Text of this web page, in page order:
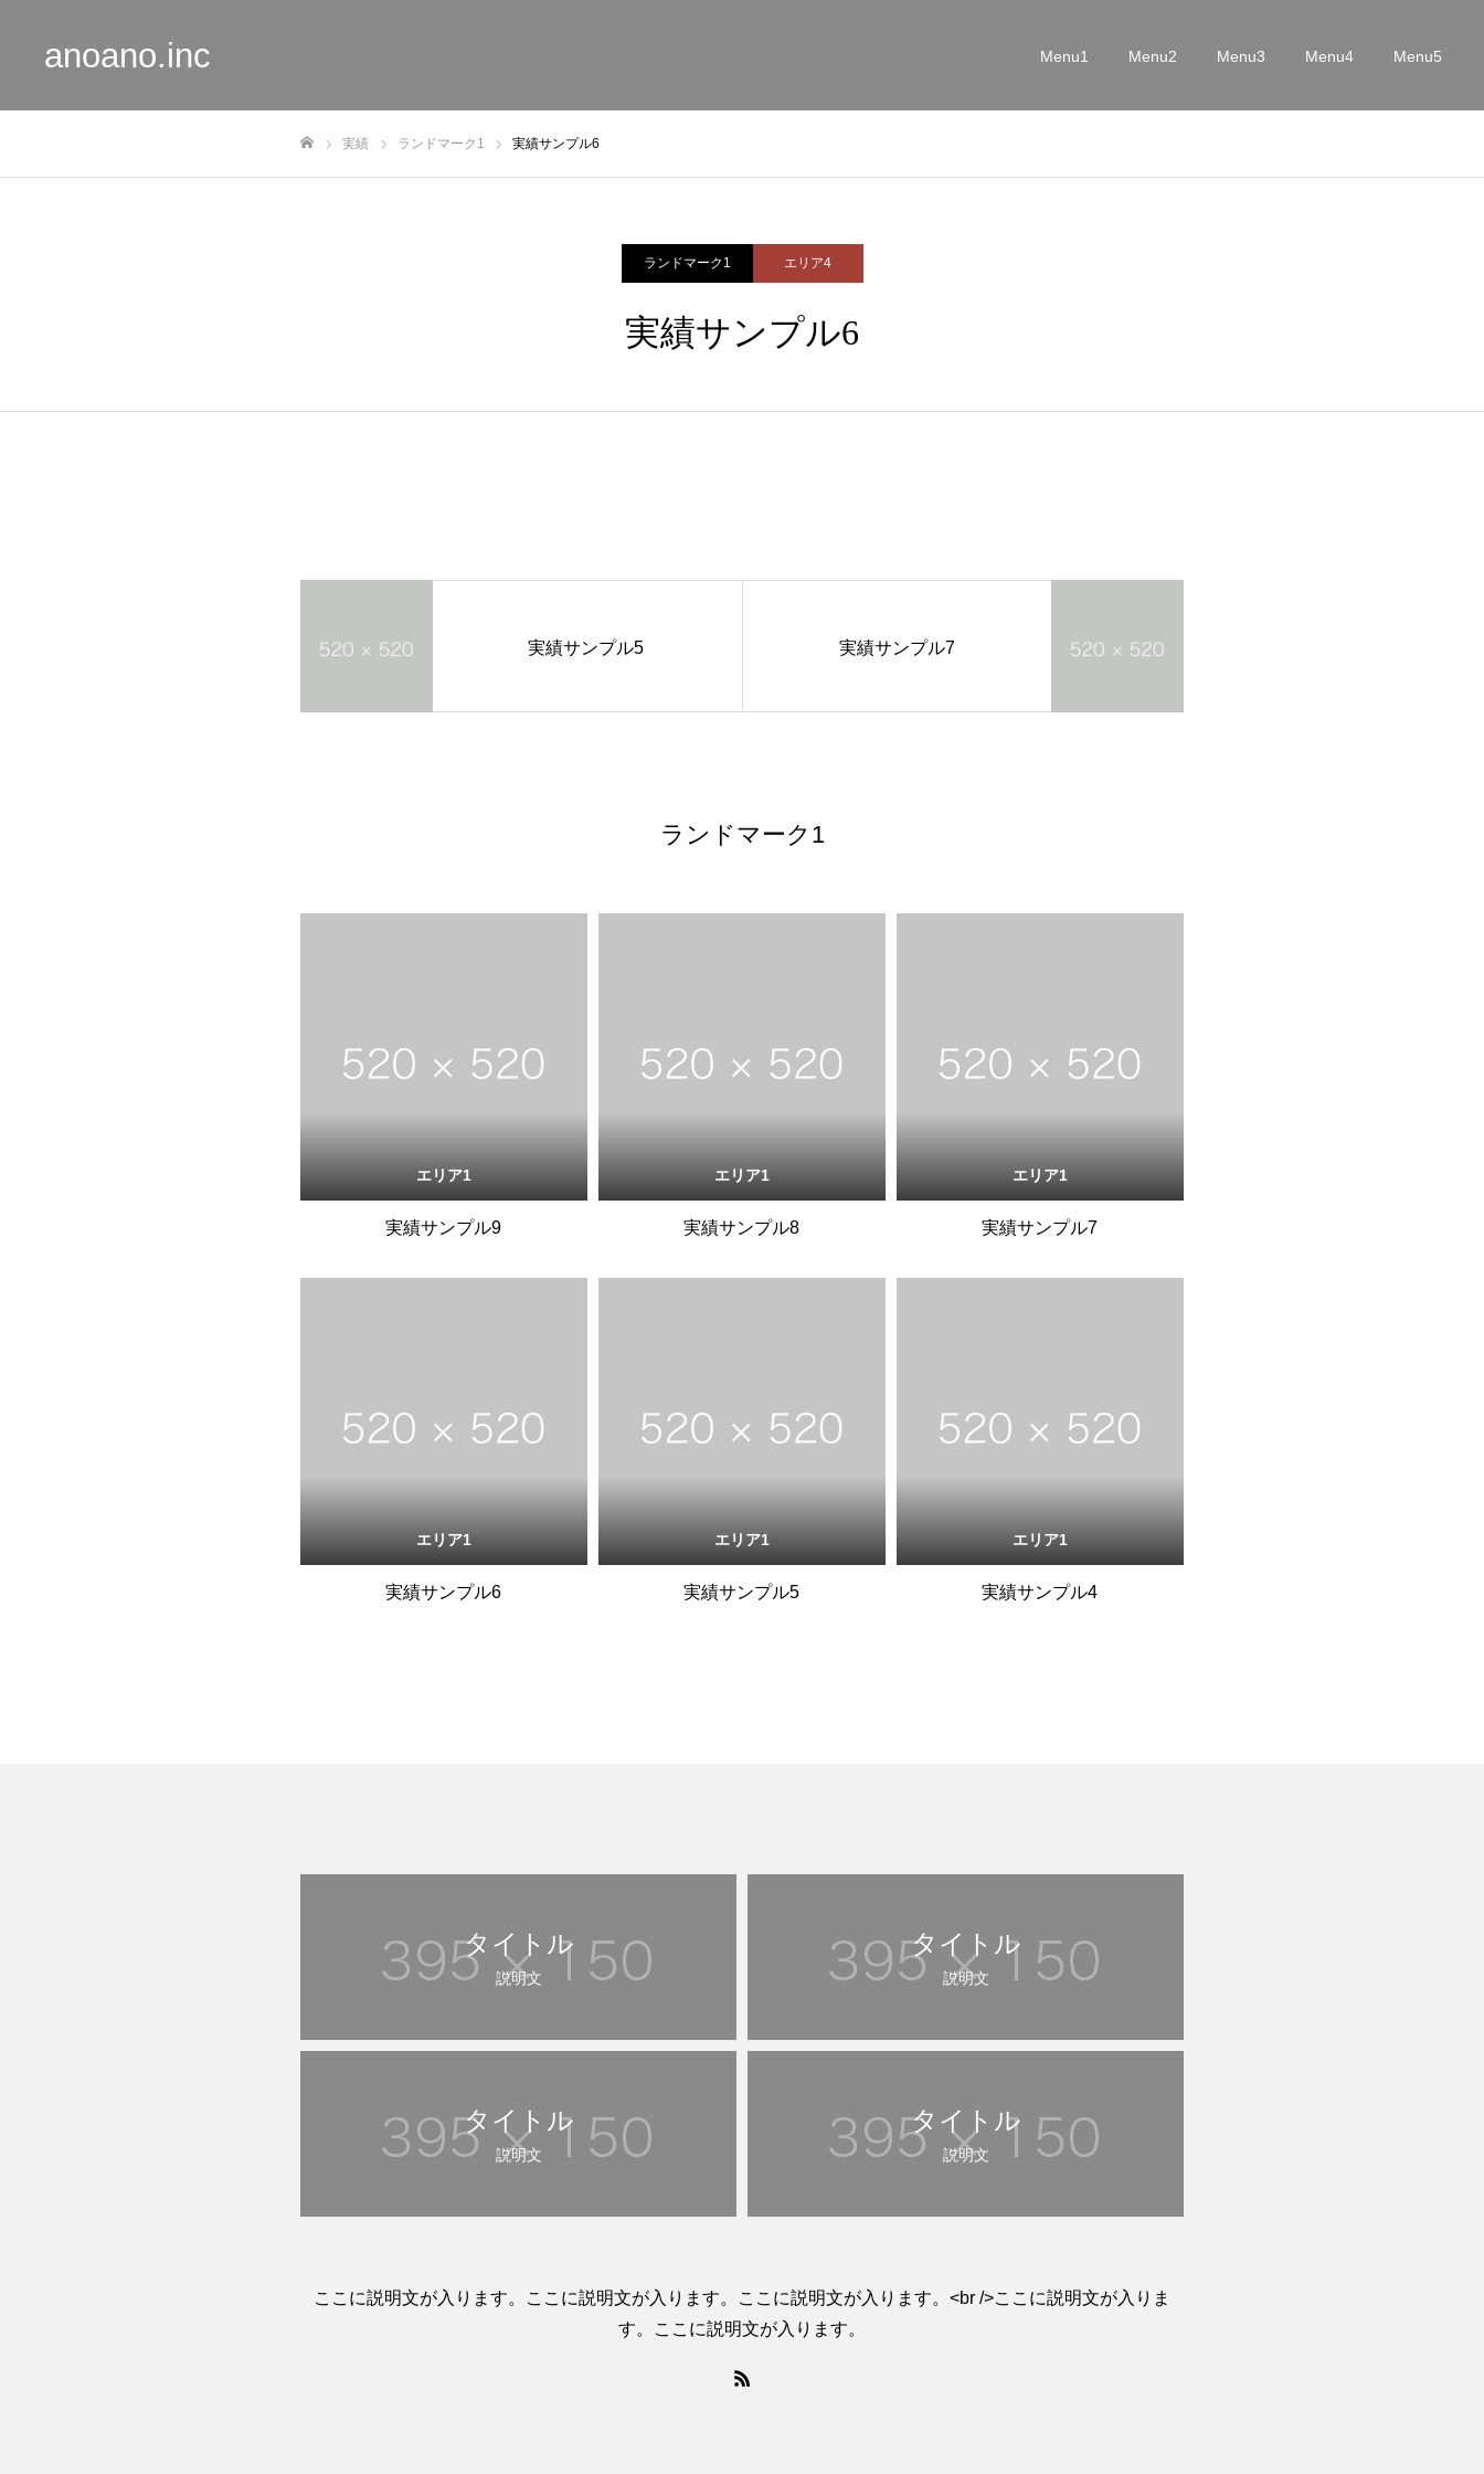
anoano.inc Menu1 Menu2 Menu3 Menu4 Menu5
実績 ランドマーク1 実績サンプル6
ランドマーク1 エリア4
実績サンプル6
実績サンプル5 実績サンプル7
ランドマーク1
エリア1
実績サンプル9
エリア1
実績サンプル8
エリア1
実績サンプル7
エリア1
実績サンプル6
エリア1
実績サンプル5
エリア1
実績サンプル4
タイトル
説明文
タイトル
説明文
タイトル
説明文
タイトル
説明文
ここに説明文が入ります。ここに説明文が入ります。ここに説明文が入ります。<br />ここに説明文が入りま
す。ここに説明文が入ります。